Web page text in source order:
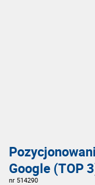
Google (TOP
nr 514290